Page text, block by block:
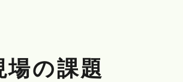
場の課題